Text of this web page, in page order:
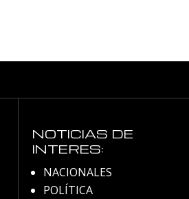
NOTICIAS DE
INTERES:
NACIONALES
POLÍTICA